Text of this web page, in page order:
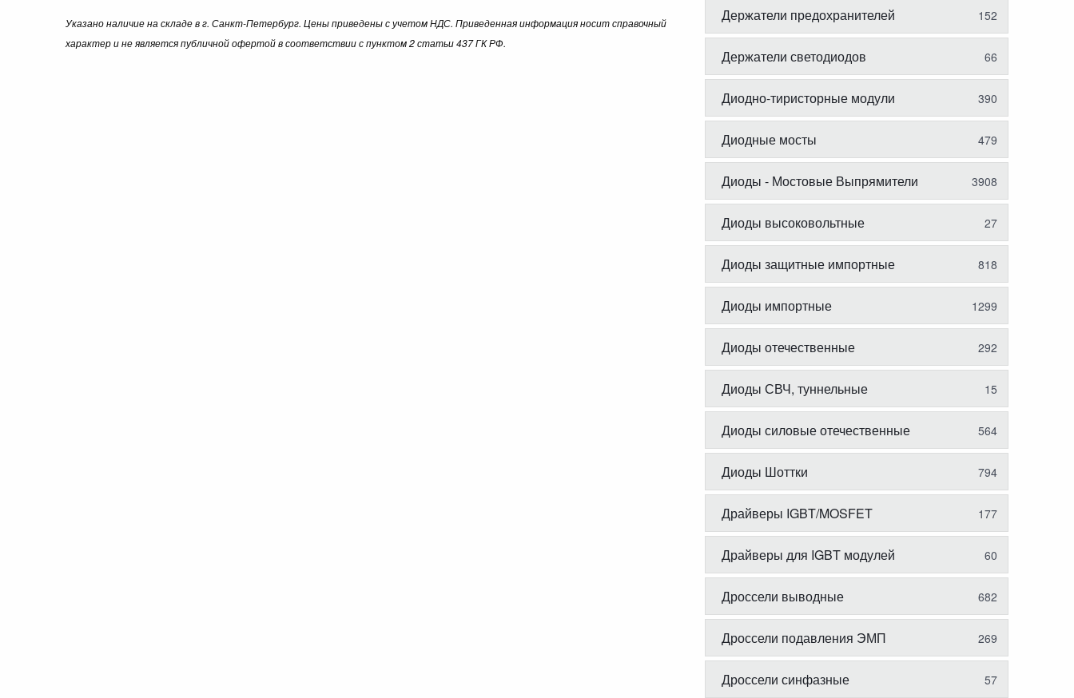
Указано наличие на складе в г. Санкт-Петербург. Цены приведены с учетом НДС. Приведенная информация носит справочный
характер и не является публичной офертой в соответствии с пунктом 2 статьи 437 ГК РФ.
Держатели предохранителей 152
Держатели светодиодов 66
Диодно-тиристорные модули 390
Диодные мосты 479
Диоды - Мостовые Выпрямители 3908
Диоды высоковольтные 27
Диоды защитные импортные 818
Диоды импортные 1299
Диоды отечественные 292
Диоды СВЧ, туннельные 15
Диоды силовые отечественные 564
Диоды Шоттки 794
Драйверы IGBT/MOSFET 177
Драйверы для IGBT модулей 60
Дроссели выводные 682
Дроссели подавления ЭМП 269
Дроссели синфазные 57